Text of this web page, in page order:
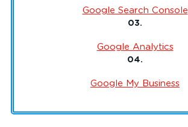
Google Search Console
03.
Google Analytics
04.
Google My Business